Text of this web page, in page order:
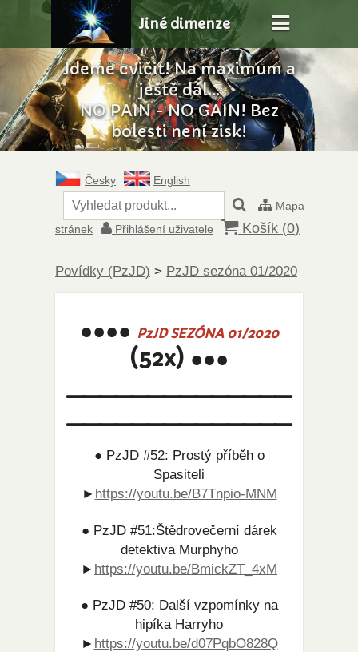
Jdeme cvičit! Na maximum a
ještě dál...
NO PAIN - NO GAIN! Bez
bolesti není zisk!
Jiné dimenze
Česky
English
Mapa
stránek
Přihlášení uživatele Košík (0)
Povídky (PzJD) > PzJD sezóna 01/2020
●●●● PzJD SEZÓNA 01/2020
(52x) ●●●
● PzJD #52: Prostý příběh o
Spasiteli
► https://youtu.be/B7Tnpio-MNM
● PzJD #51:Štědrovečerní dárek
detektiva Murphyho
► https://youtu.be/BmickZT_4xM
● PzJD #50: Další vzpomínky na
hipíka Harryho
► https://youtu.be/d07PqbO828Q